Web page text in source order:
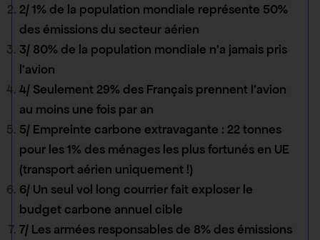
2/ 1% de la population mondiale représente 50%
des émissions du secteur aérien
3/ 80% de la population mondiale n’a jamais pris
l’avion
4/ Seulement 29% des Français prennent l’avion
au moins une fois par an
5/ Empreinte carbone extravagante : 22 tonnes
pour les 1% des ménages les plus fortunés en UE
(transport aérien uniquement !)
6/ Un seul vol long courrier fait exploser le
budget carbone annuel cible
7/ Les armées responsables de 8% des émissions